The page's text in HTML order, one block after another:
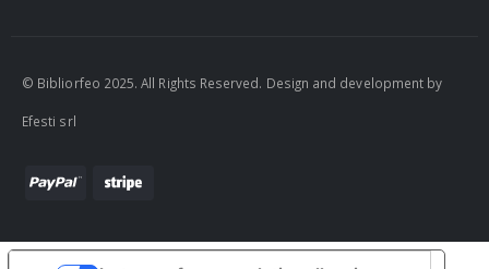
© Bibliorfeo 2025. All Rights Reserved. Design and development by
Efesti srl